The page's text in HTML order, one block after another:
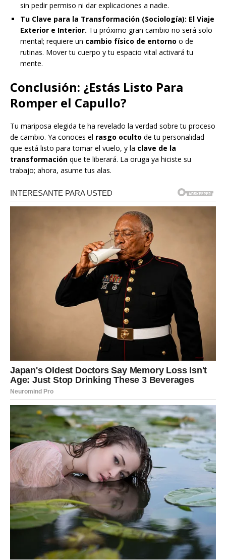
sin pedir permiso ni dar explicaciones a nadie.
Tu Clave para la Transformación (Sociología): El Viaje
Exterior e Interior. Tu próximo gran cambio no será solo
mental; requiere un cambio físico de entorno o de
rutinas. Mover tu cuerpo y tu espacio vital activará tu
mente.
Conclusión: ¿Estás Listo Para
Romper el Capullo?
Tu mariposa elegida te ha revelado la verdad sobre tu proceso
de cambio. Ya conoces el rasgo oculto de tu personalidad
que está listo para tomar el vuelo, y la clave de la
transformación que te liberará. La oruga ya hiciste su
trabajo; ahora, asume tus alas.